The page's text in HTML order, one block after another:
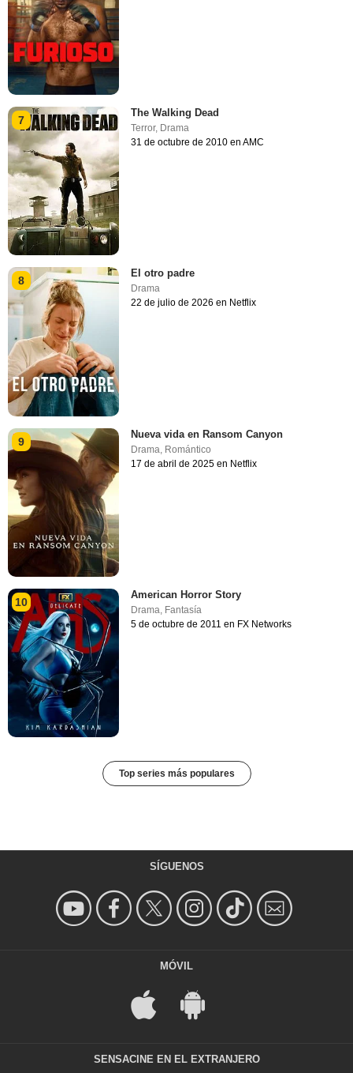
7
The Walking Dead
Terror, Drama
31 de octubre de 2010 en AMC
8
El otro padre
Drama
22 de julio de 2026 en Netflix
9
Nueva vida en Ransom Canyon
Drama Romántico
17 de abril de 2025 en Netflix
10
American Horror Story
Drama, Fantasía
5 de octubre de 2011 en FX Networks
Top series más populares
SÍGUENOS
MÓVIL
SENSACINE EN EL EXTRANJERO